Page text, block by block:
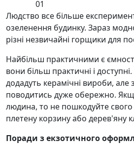
01
Людство все більше
озеленення будинку. Зараз
різні незвичайні горщики для
Найбільш практичними є
вони більш практичні і
додадуть керамічні вироби, але
поводитись дуже обережно.
людина, то не пошкодуйте свого
плетену корзину або дерев'яну
Поради з екзотичного